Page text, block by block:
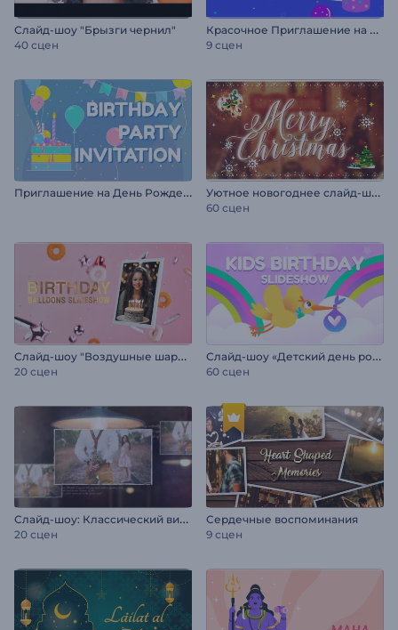
Слайд-шоу "Брызги чернил"
40 сцен
К
расочное Приглашение на День Рождения
9 сцен
П
риглашение на День Рождения У
ютное новогоднее слайд-шоу
60 сцен
С
лайд-шоу "Воздушные шары на день рождения"
20 сцен
С
лайд-шоу «Детский день рождения»
60 сцен
С
лайд-шоу: Классический винтаж
20 сцен
Сердечные воспоминания
9 сцен